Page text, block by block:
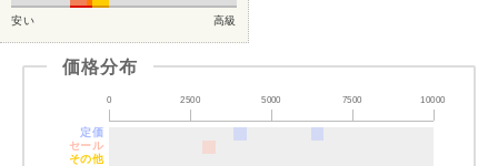
安い 高級
価格分布
0 2500 5000 7500 10000
定価
セール
その他